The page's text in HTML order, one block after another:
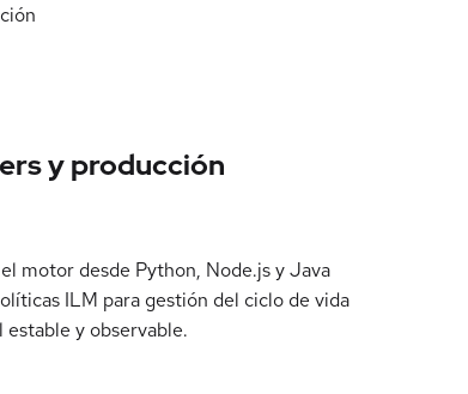
y producción
motor desde Python, Node.js y Java
ILM para gestión del ciclo de vida
y observable.